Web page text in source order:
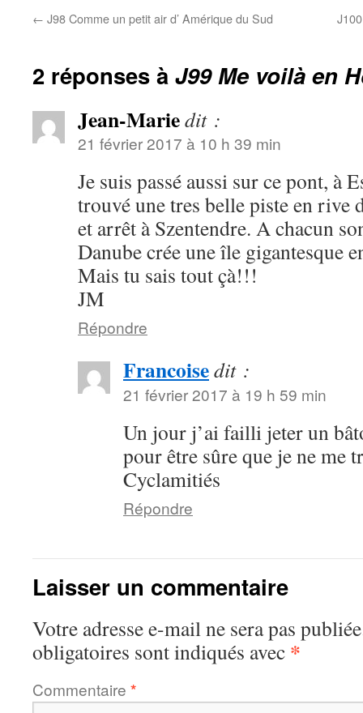
← J98 Comme un petit air d’ Amérique du Sud
2 réponses à J99 Me voilà en
Jean-Mariedit :
21 février 2017 à 10 h 39 min
Je suis passé aussi sur ce pont, à
trouvé une tres belle piste en rive
et arrêt à Szentendre. A chacun
Danube crée une île gigantesque
Mais tu sais tout çà!!!
JM
Répondre
Francoisedit :
21 février 2017 à 19 h 59 min
Un jour j’ai failli jeter un
pour être sûre que je ne me
Cyclamitiés
Répondre
Laisser un commentaire
Votre adresse e-mail ne sera pas
obligatoires sont indiqués avec *
Commentaire *